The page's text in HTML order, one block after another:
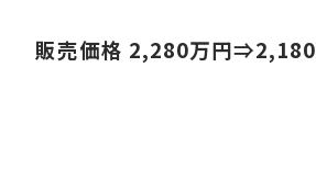
販売価格 2,280万円⇒2,180